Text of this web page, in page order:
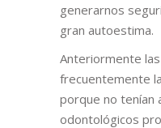
generarnos
gran autoestima.
Anteriormente
frecuentemente
porque no tenían
odontológicos